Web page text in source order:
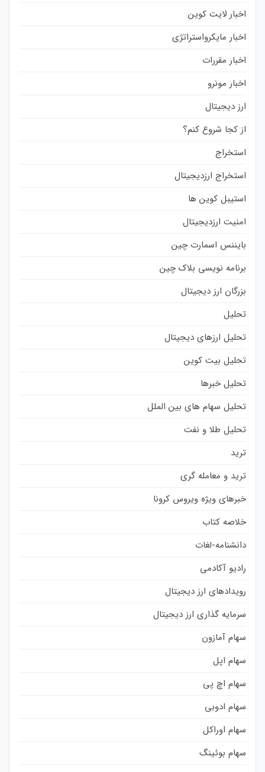
اخبار لایت کوین
اخبار مایکرواستراتژی
اخبار مقررات
اخبار مونرو
ارز دیجیتال
از کجا شروع کنم؟
استخراج
استخراج ارزدیجیتال
استیبل کوین ها
امنیت ارزدیجیتال
بایننس اسمارت چین
برنامه نویسی بلاک چین
بزرگان ارز دیجیتال
تحلیل
تحلیل ارزهای دیجیتال
تحلیل بیت کوین
تحلیل خبرها
تحلیل سهام های بین الملل
تحلیل طلا و نفت
ترید
ترید و معامله گری
خبرهای ویژه ویروس کرونا
خلاصه کتاب
دانشنامه-لغات
رادیو آکادمی
رویدادهای ارز دیجیتال
سرمایه گذاری ارز دیجیتال
سهام آمازون
سهام اپل
سهام اچ پی
سهام ادوبی
سهام اوراکل
سهام بوئینگ